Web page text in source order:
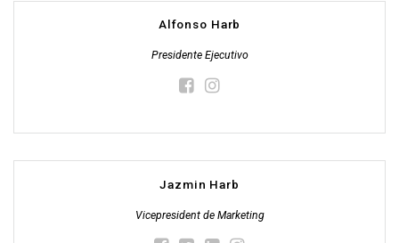
Alfonso Harb
Presidente Ejecutivo
Jazmin Harb
Vicepresident de Marketing